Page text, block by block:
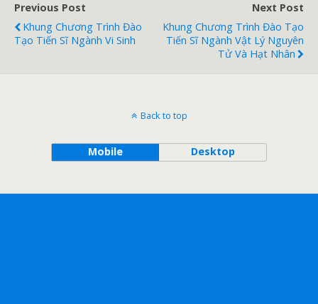
Previous Post
Khung Chương Trình Đào
Tạo Tiến Sĩ Ngành Vi Sinh
Next Post
Khung Chương Trình Đào Tạo
Tiến Sĩ Ngành Vật Lý Nguyên
Tử Và Hạt Nhân
Back to top
Mobile Desktop